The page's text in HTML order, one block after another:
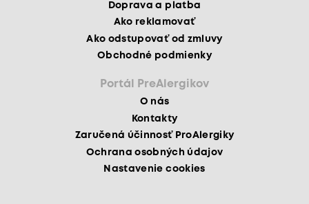
Doprava a platba
Ako reklamovať
Ako odstupovať od zmluvy
Obchodné podmienky
Portál PreAlergikov
O nás
Kontakty
Zaručená účinnosť ProAlergiky
Ochrana osobných údajov
Nastavenie cookies